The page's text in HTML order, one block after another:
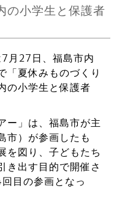
小学生と保護者
月27日、福島市内
「夏休みものづくり
の小学生と保護者
ー」は、福島市が主
市）が参画したも
を図り、子どもたち
き出す目的で開催さ
目の参画となっ